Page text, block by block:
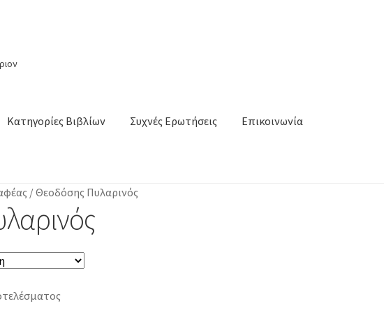
Κατηγορίες Βιβλίων Συχνές Ερωτήσεις Επικοινωνία
/Θεοδόσης Πυλαρινός